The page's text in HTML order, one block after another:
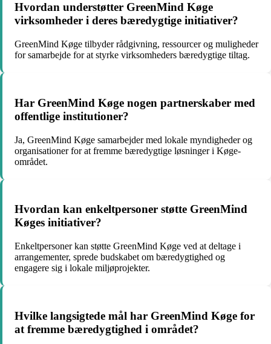
Hvordan understøtter GreenMind Køge
virksomheder i deres bæredygtige initiativer?
GreenMind Køge tilbyder rådgivning, ressourcer og muligheder
for samarbejde for at styrke virksomheders bæredygtige tiltag.
Har GreenMind Køge nogen partnerskaber med
offentlige institutioner?
Ja, GreenMind Køge samarbejder med lokale myndigheder og
organisationer for at fremme bæredygtige løsninger i Køge-
området.
Hvordan kan enkeltpersoner støtte GreenMind
Køges initiativer?
Enkeltpersoner kan støtte GreenMind Køge ved at deltage i
arrangementer, sprede budskabet om bæredygtighed og
engagere sig i lokale miljøprojekter.
Hvilke langsigtede mål har GreenMind Køge for
at fremme bæredygtighed i området?